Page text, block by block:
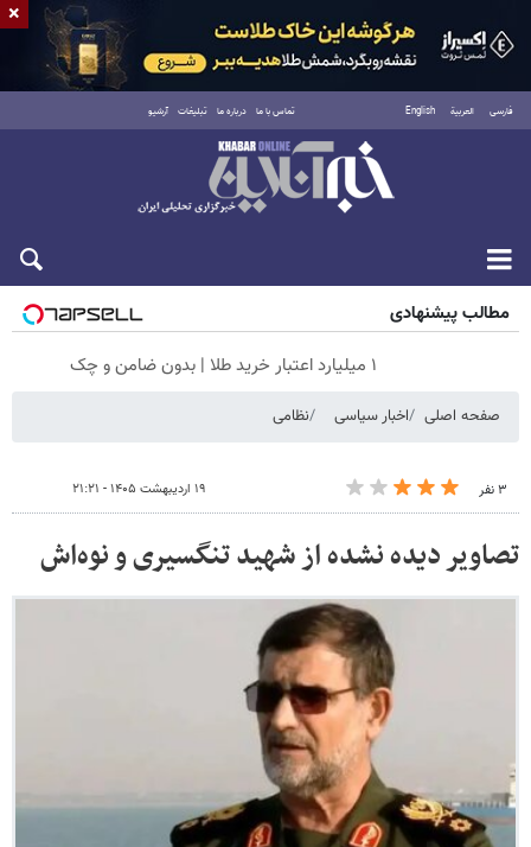
فارسی العربية English تماس با ما درباره ما تبلیغات آرشیو
شنبه ۱۷ مرداد ۱۴۰۵
مطالب پیشنهادی
۱ میلیارد اعتبار خرید طلا | بدون ضامن و چک
صفحه اصلی اخبار سیاسی نظامی
۳ نفر ۱۹ اردیبهشت ۱۴۰۵ - ۲۱:۲۱
تصاویر دیده نشده از شهید تنگسیری و نوه‌اش
×